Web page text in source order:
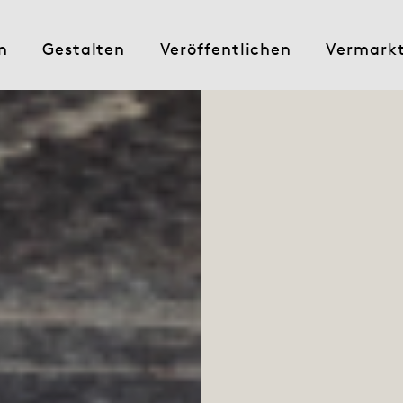
Gestalten Veröffentlichen